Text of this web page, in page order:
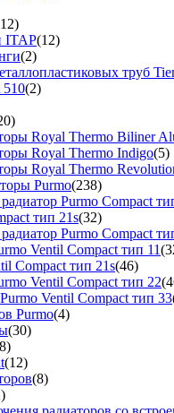
ITAP(12)
(2)
труб
(2)
Royal Thermo Biliner
Royal Thermo Indigo(5)
Royal Thermo
Purmo(238)
Purmo Compact
тип 21s(32)
Purmo Compact
Ventil Compact тип 11
Compact тип 21s(46)
Ventil Compact тип 22
Ventil Compact тип 33
Purmo(4)
(30)
(12)
(8)